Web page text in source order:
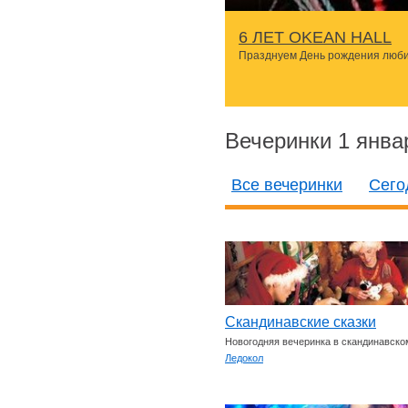
6 ЛЕТ OKEAN HALL
Празднуем День рождения
Вечеринки 1
Все вечеринки
Скандинавские сказки
Новогодняя вечеринка в
Ледокол